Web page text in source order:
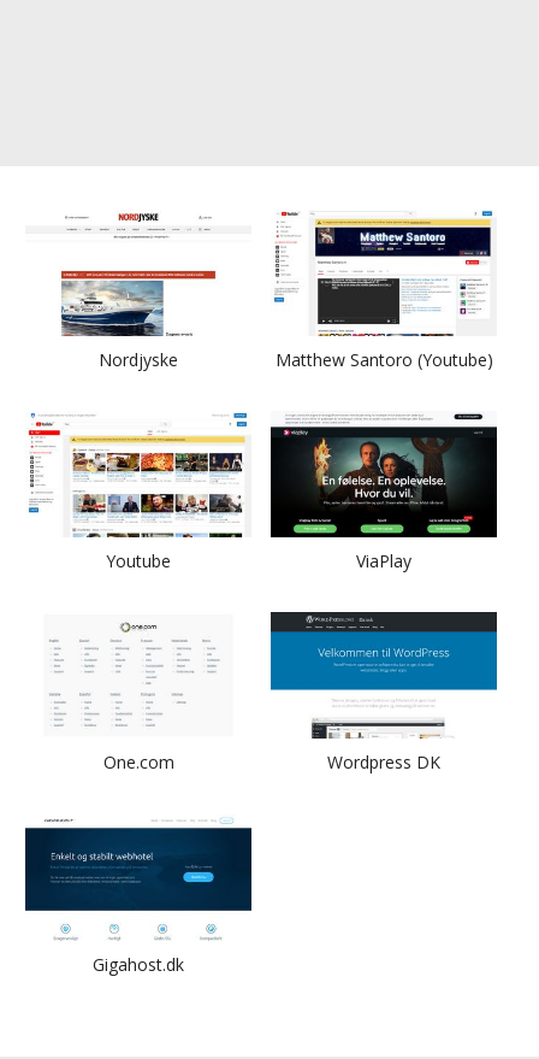
Nordjyske Matthew Santoro (Youtube)
Youtube ViaPlay
One.com Wordpress DK
Gigahost.dk